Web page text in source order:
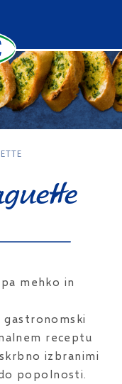
mehko in
gastronomski
receptu
izbranimi
popolnosti.